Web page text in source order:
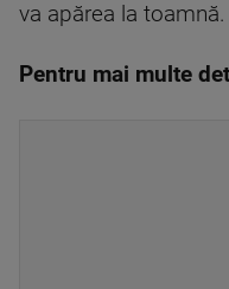
va apărea la toamnă.
Pentru mai multe